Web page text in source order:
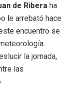
de Ribera ha
le arrebató hace
encuentro se
la jornada,
las